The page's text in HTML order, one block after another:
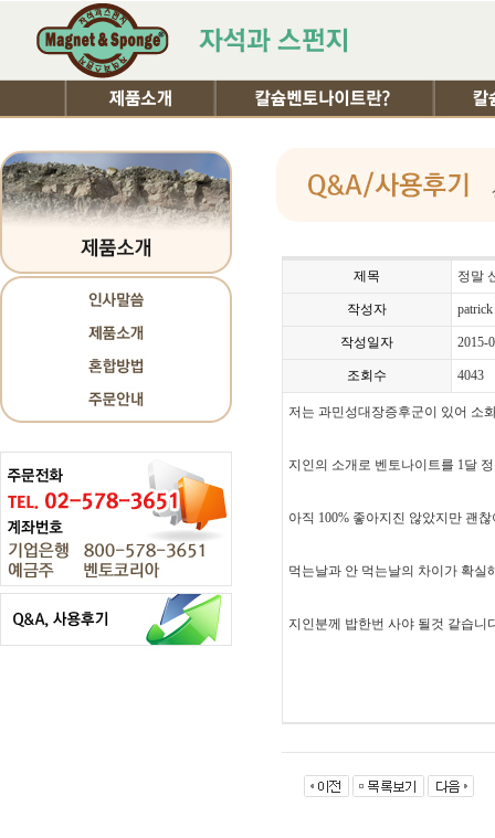
제목 정말
작성자 patrick
작성일자 2015-
조회수 4043
저는 과민성대장증후군이 있어 소
지인의 소개로 벤토나이트를 1달
아직 100% 좋아지진 않았지만 괜
먹는날과 안 먹는날의 차이가 확실
지인분께 밥한번 사야 될것 같습니